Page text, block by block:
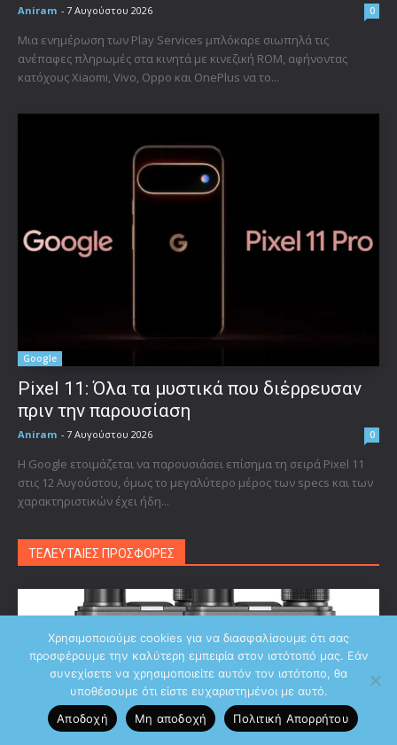
Aniram - 7 Αυγούστου 2026 0
Μια ενημέρωση των Play Services μπλόκαρε σιωπηλά τις
ανέπαφες πληρωμές στα κινητά με κινεζική ROM, αφήνοντας
κατόχους Xiaomi, Vivo, Oppo και OnePlus να το...
Google
Pixel 11: Όλα τα μυστικά που διέρρευσαν
πριν την παρουσίαση
Aniram - 7 Αυγούστου 2026 0
Η Google ετοιμάζεται να παρουσιάσει επίσημα τη σειρά Pixel 11
στις 12 Αυγούστου, όμως το μεγαλύτερο μέρος των specs και των
χαρακτηριστικών έχει ήδη...
ΤΕΛΕΥΤΑΙΕΣ ΠΡΟΣΦΟΡΕΣ
Χρησιμοποιούμε cookies για να διασφαλίσουμε ότι σας
προσφέρουμε την καλύτερη εμπειρία στον ιστότοπό μας. Εάν
συνεχίσετε να χρησιμοποιείτε αυτόν τον ιστότοπο, θα
υποθέσουμε ότι είστε ευχαριστημένοι με αυτό.
Αποδοχή
Μη αποδοχή Πολιτική Aπορρήτου